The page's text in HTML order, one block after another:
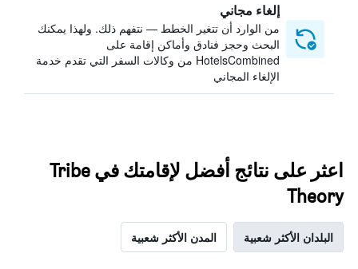
إلغاء مجاني
من الوارد أن تتغير الخطط — نتفهم ذلك. ولهذا يمكنك
البحث وحجز فنادق وأماكن إقامة على
HotelsCombined من وكالات السفر التي تقدم خدمة
الإلغاء المجاني
اعثر على نتائج أفضل لإقامتك في Tribe
Theory
البلدان الأكثر شعبية المدن الأكثر شعبية